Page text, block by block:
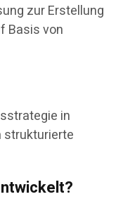
zur Erstellung
Basis von
in
strukturierte